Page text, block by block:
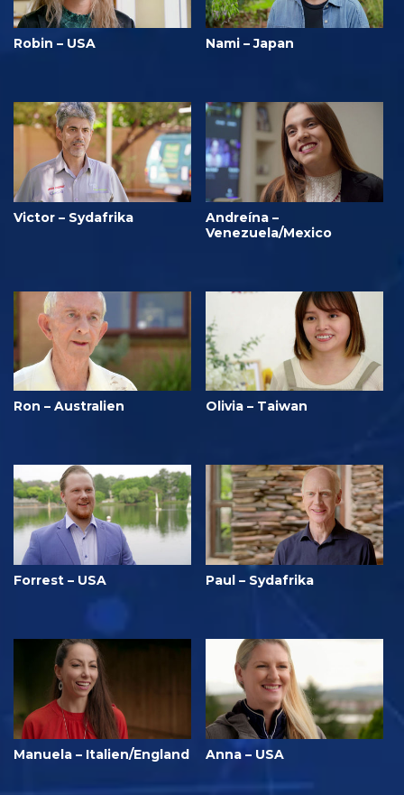
Robin – USA Nami – Japan
Victor – Sydafrika
Andreína –
Venezuela/Mexico
Ron – Australien Olivia – Taiwan
Forrest – USA Paul – Sydafrika
Manuela – Italien/England Anna – USA